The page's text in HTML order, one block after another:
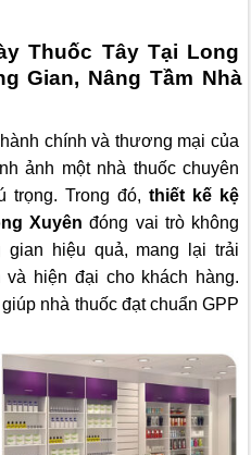
Thuốc Tây Tại Long
Gian, Nâng Tầm Nhà
chính và thương mại của
ảnh một nhà thuốc chuyên
trọng. Trong đó, thiết kế kệ
Xuyên đóng vai trò không
hiệu quả, mang lại trải
và hiện đại cho khách hàng.
nhà thuốc đạt chuẩn GPP